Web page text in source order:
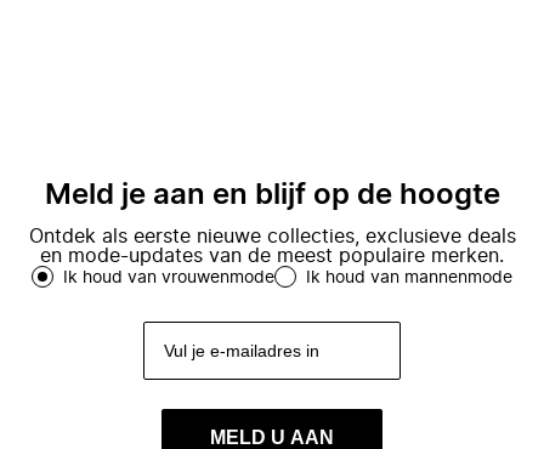
Meld je aan en blijf op de hoogte
Ontdek als eerste nieuwe collecties, exclusieve deals
en mode-updates van de meest populaire merken.
Ik houd van vrouwenmode Ik houd van mannenmode
MELD U AAN